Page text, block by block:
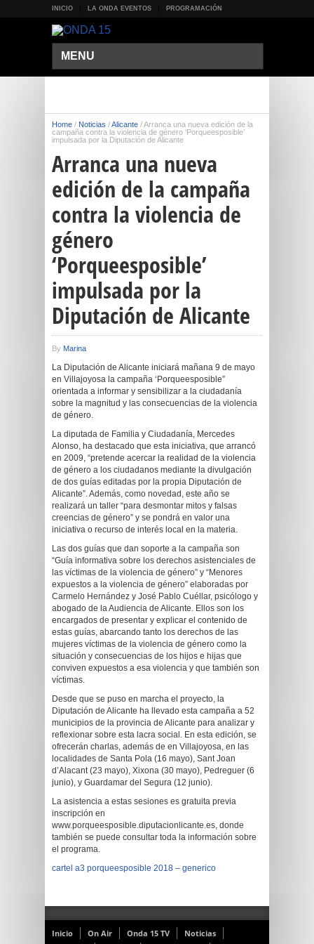
INICIO LA ONDA EVENTOS PROGRAMACIÓN
MENU
Home / Noticias /Alicante /Arranca una nueva edición de la
campaña contra la violencia de género ‘Porqueesposible’
impulsada por la Diputación de Alicante
Arranca una nueva
edición de la campaña
contra la violencia de
género
‘Porqueesposible’
impulsada por la
Diputación de Alicante
By Marina
La Diputación de Alicante iniciará mañana 9 de mayo
en Villajoyosa la campaña ‘Porqueesposible”
orientada a informar y sensibilizar a la ciudadanía
sobre la magnitud y las consecuencias de la violencia
de género.
La diputada de Familia y Ciudadanía, Mercedes
Alonso, ha destacado que esta iniciativa, que arrancó
en 2009, “pretende acercar la realidad de la violencia
de género a los ciudadanos mediante la divulgación
de dos guías editadas por la propia Diputación de
Alicante”. Además, como novedad, este año se
realizará un taller “para desmontar mitos y falsas
creencias de género” y se pondrá en valor una
iniciativa o recurso de interés local en la materia.
Las dos guías que dan soporte a la campaña son
“Guía informativa sobre los derechos asistenciales de
las víctimas de la violencia de género” y “Menores
expuestos a la violencia de género” elaboradas por
Carmelo Hernández y José Pablo Cuéllar, psicólogo y
abogado de la Audiencia de Alicante. Ellos son los
encargados de presentar y explicar el contenido de
estas guías, abarcando tanto los derechos de las
mujeres víctimas de la violencia de género como la
situación y consecuencias de los hijos e hijas que
conviven expuestos a esa violencia y que también son
víctimas.
Desde que se puso en marcha el proyecto, la
Diputación de Alicante ha llevado esta campaña a 52
municipios de la provincia de Alicante para analizar y
reflexionar sobre esta lacra social. En esta edición, se
ofrecerán charlas, además de en Villajoyosa, en las
localidades de Santa Pola (16 mayo), Sant Joan
d’Alacant (23 mayo), Xixona (30 mayo), Pedreguer (6
junio), y Guardamar del Segura (12 junio).
La asistencia a estas sesiones es gratuita previa
inscripción en
www.porqueesposible.diputacionlicante.es, donde
también se puede consultar toda la información sobre
el programa.
cartel a3 porqueesposible 2018 – generico
Inicio On Air Onda 15 TV
Noticias